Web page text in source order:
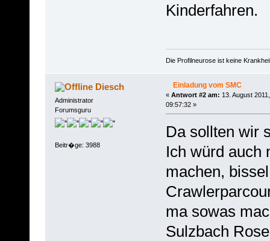
Kinderfahren.
Die Profilneurose ist keine
Diesch
Administrator
Forumsguru
Beitr�ge: 3988
Einladung vom SMC
« Antwort #2 am: 13. August 2011,
09:57:32 »
Da sollten wir
Ich würd auch
machen,
ma sowas
Sulzbach